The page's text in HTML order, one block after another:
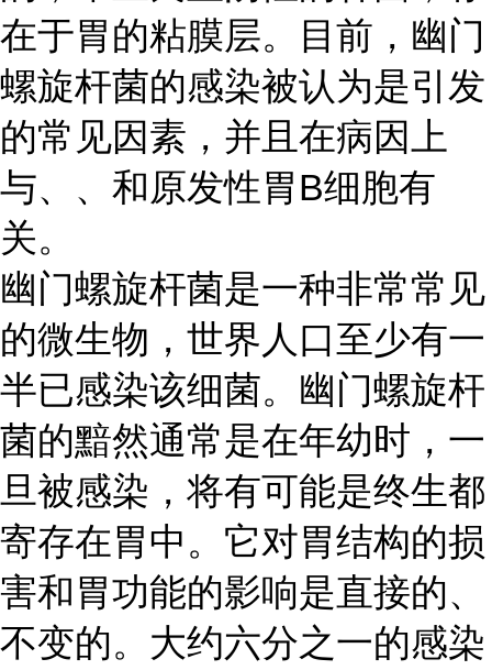
在于胃的粘膜层。目前，幽门
螺旋杆菌的感染被认为是引发
的常见因素，并且在病因上
与、、和原发性胃B细胞有
关。
幽门螺旋杆菌是一种非常常见
的微生物，世界人口至少有一
半已感染该细菌。幽门螺旋杆
菌的黯然通常是在年幼时，一
旦被感染，将有可能是终生都
寄存在胃中。它对胃结构的损
害和胃功能的影响是直接的、
不变的。大约六分之一的感染